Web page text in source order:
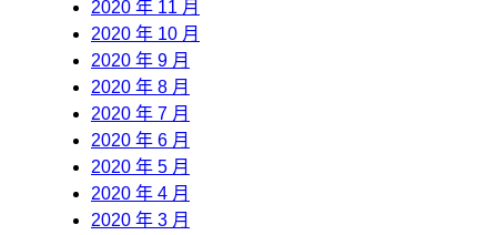
2020 年 11 月
2020 年 10 月
2020 年 9 月
2020 年 8 月
2020 年 7 月
2020 年 6 月
2020 年 5 月
2020 年 4 月
2020 年 3 月